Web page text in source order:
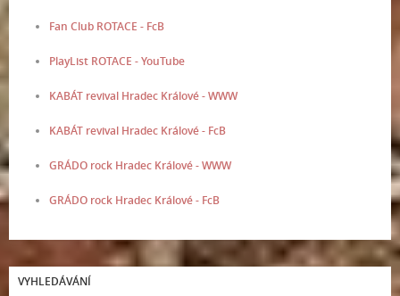
Fan Club ROTACE - FcB
PlayList ROTACE - YouTube
KABÁT revival Hradec Králové - WWW
KABÁT revival Hradec Králové - FcB
GRÁDO rock Hradec Králové - WWW
GRÁDO rock Hradec Králové - FcB
VYHLEDÁVÁNÍ